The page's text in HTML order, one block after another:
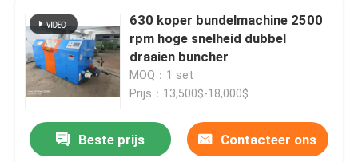
630 koper bundelmachine 2500
rpm hoge snelheid dubbel
draaien buncher
MOQ：1 set
Prijs：13,500$-18,000$
Beste prijs Contacteer ons